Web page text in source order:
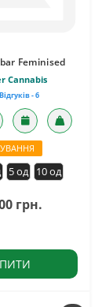
Feminised
Cannabis
Відгуків - 6
5 од 10 од
грн.